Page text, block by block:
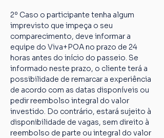
2º Caso o participante tenha algum
imprevisto que impeça o seu
comparecimento, deve informar a
equipe do Viva+POA no prazo de 24
horas antes do início do passeio. Se
informado neste prazo, o cliente terá a
possibilidade de remarcar a experiência
de acordo com as datas disponíveis ou
pedir reembolso integral do valor
investido. Do contrário, estará sujeito à
disponibilidade de vagas, sem direito à
reembolso de parte ou integral do valor